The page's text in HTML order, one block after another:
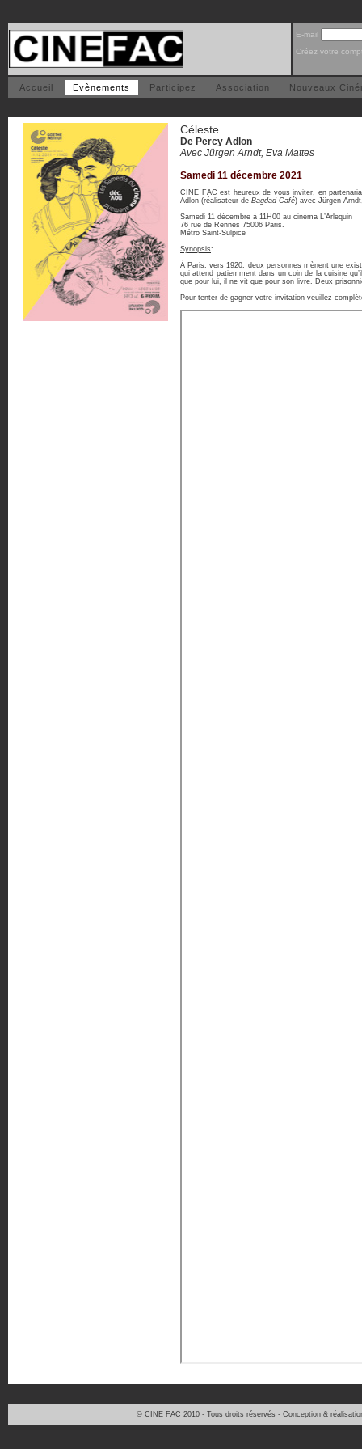
E-mail
Créez votre
Accueil Evènements Participez Association Nouveaux
Céleste
De Percy Adlon
Avec Jürgen Arndt, Eva Mattes
Samedi 11 décembre 2021
CINE FAC est heureux de vous inviter, en
Adlon (réalisateur de Bagdad Café) avec Jürgen
Samedi 11 décembre à 11H00 au cinéma L’Arlequin
76 rue de Rennes 75006 Paris.
Métro Saint-Sulpice
Synopsis:
À Paris, vers 1920, deux personnes mènent une
qui attend patiemment dans un coin de la cuisine
que pour lui, il ne vit que pour son livre. Deux
Pour tenter de gagner votre invitation veuillez
© CINE FAC 2010 - Tous droits réservés - Conception &